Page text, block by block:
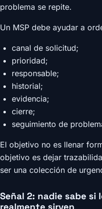
problema se repite.
Un MSP debe ayudar a
canal de solicitud;
prioridad;
responsable;
historial;
evidencia;
cierre;
seguimiento de
El objetivo no es llenar
objetivo es dejar
ser una colección de
Señal 2: nadie sabe si